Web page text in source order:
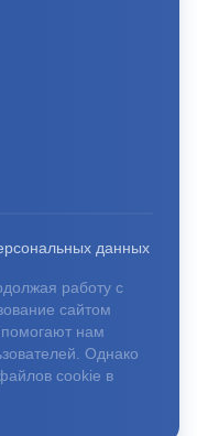
данных
работу с
сайтом
нам
Однако
cookie в